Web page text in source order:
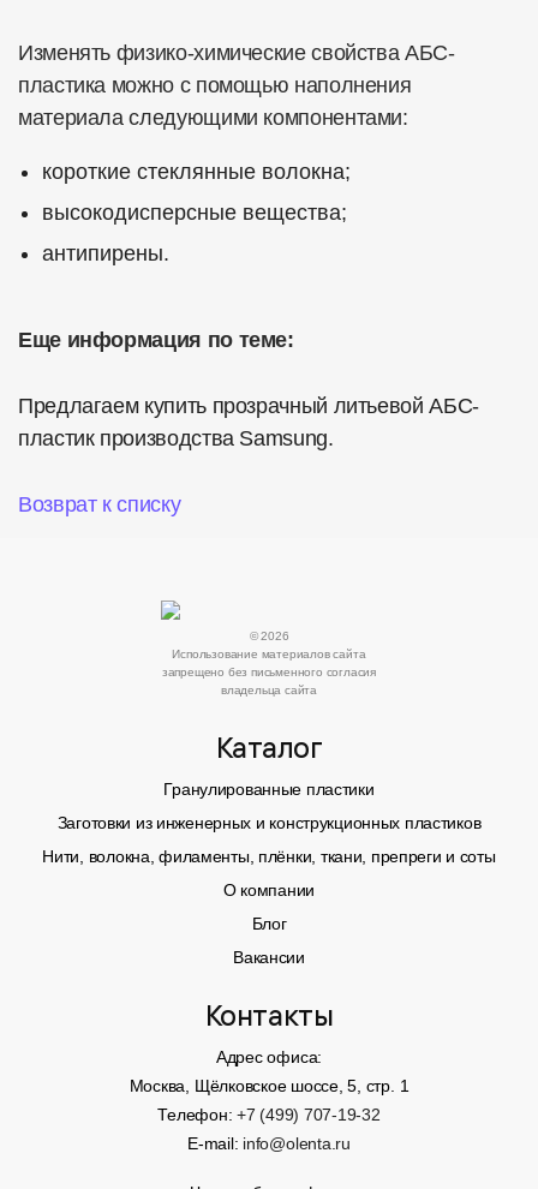
Изменять физико-химические свойства АБС-
пластика можно с помощью наполнения
материала следующими компонентами:
короткие стеклянные волокна;
высокодисперсные вещества;
антипирены.
Еще информация по теме:
Предлагаем купить прозрачный литьевой АБС-
пластик производства Samsung.
Возврат к списку
© 2026
Использование материалов сайта
запрещено без письменного согласия
владельца сайта
Каталог
Гранулированные пластики
Заготовки из инженерных и конструкционных пластиков
Нити, волокна, филаменты, плёнки, ткани, препреги и соты
О компании
Блог
Вакансии
Контакты
Адрес офиса:
Москва, Щёлковское шоссе, 5, стр. 1
Телефон:+7 (499) 707-19-32
E-mail: info@olenta.ru